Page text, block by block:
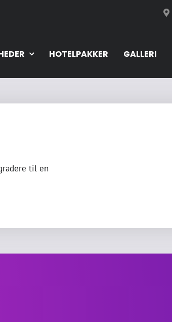
HOTELPAKKER GALLERI
til en